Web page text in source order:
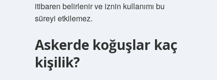
itibaren belirlenir ve iznin kullanımı bu
süreyi etkilemez.
Askerde koğuşlar kaç
kişilik?